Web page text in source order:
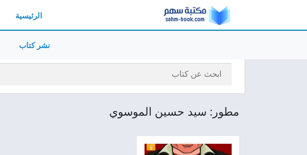
الرئيسية
نشر كتاب
مطور: سيد حسين الموسوي